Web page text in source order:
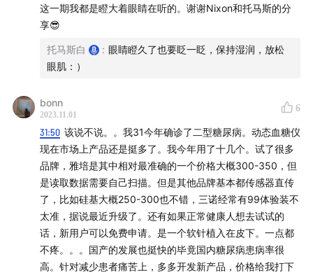
这一期我都是瞪大着眼睛在听的。谢谢Nixon和托马斯的分
享😎
托马斯白 : 眼睛瞪久了也要眨一眨，保持湿润，放松
眼肌：）
bonn
2023.11.01
6
31:50 该说不说。。我31今年确诊了二型糖尿病。动态血糖仪
现在市场上产品还是挺多了。我今年用了十几个。试了很多
品牌，雅培是其中相对最准确的一个价格大概300-350，但
是读取数据需要自己扫描。但是其他品牌基本都传感器直传
了，比如硅基大概250-300也不错，三诺经常有99体验装不
太准，据说最近升级了。还有如果正常健康人想去试试的
话，新用户可以免费申请。是一个软针植入在皮下。一点都
不疼。。。国产的发展也挺快的毕竟国内糖尿病患病率很
高。针对减少患者痛苦上，多多开发新产品，价格给我打下